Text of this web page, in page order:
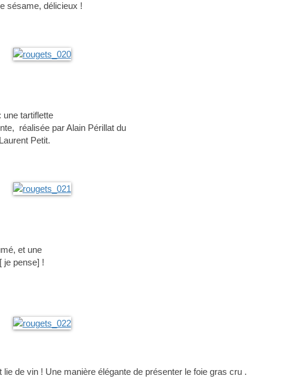
sésame, délicieux !
une tartiflette
réalisée par Alain Périllat du
Petit.
et une
je pense] !
de vin ! Une manière élégante de présenter le foie gras cru .